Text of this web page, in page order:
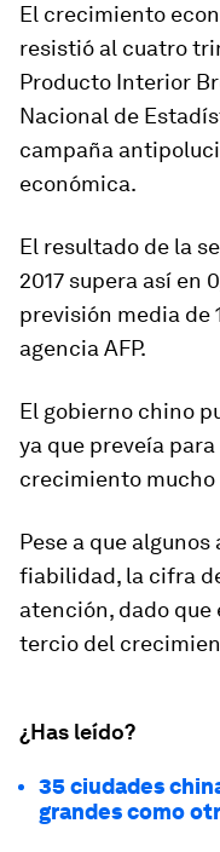
El crecimiento
resistió al cuatro
Producto Interior
Nacional de
campaña
económica.
El resultado de la
2017 supera así en
previsión media de
agencia AFP.
El gobierno chino
ya que preveía
crecimiento mucho
Pese a que
fiabilidad, la cifra
atención, dado que
tercio del
¿Has leído?
35 ciudades
grandes como